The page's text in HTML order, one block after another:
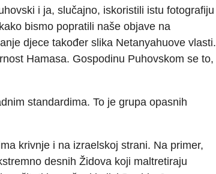
i ja, slučajno, iskoristili istu fotografiju
bismo popratili naše objave na
djece također slika Netanyahuove vlasti.
Hamasa. Gospodinu Puhovskom se to,
standardima. To je grupa opasnih
krivnje i na izraelskoj strani. Na primer,
desnih Židova koji maltretiraju